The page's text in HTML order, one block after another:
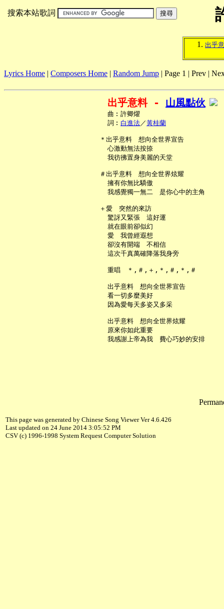
搜索本站歌詞
出乎
Lyrics Home | Composers Home | Random Jump | Page 1 | Prev |
出乎意料 - 山風點伙
     曲︰許卿燿
     詞︰
白進法／黃桂蘭
   ＊出乎意料　想向全世界宣告
     心激動無法按捺
     我彷彿置身美麗的天堂
   ＃出乎意料　想向全世界炫耀
     擁有你無比驕傲
     我感覺獨一無二　是你心中的主角
   ＋愛　突然的來訪
     驚訝又緊張　這好運
     就在眼前卻似幻
     愛　我曾經遐想
     卻沒有開端　不相信
     這次千真萬確降落我身旁
     重唱　＊,＃,＋,＊,＃,＊,＃
     出乎意料　想向全世界宣告
     看一切多麼美好
     因為愛每天多姿又多采
     出乎意料　想向全世界炫耀
     原來你如此重要
This page was generated by Chinese Song Viewer Ver 4.6.426
Last updated on 24 June 2014 3:05:52 PM
CSV (c) 1996-1998 System Request Computer Solution